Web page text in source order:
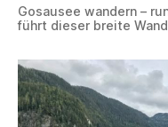
Gosausee wandern –
führt dieser breite